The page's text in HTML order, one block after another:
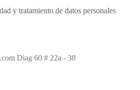
y tratamiento de datos personales
Diag 60 # 22a - 38